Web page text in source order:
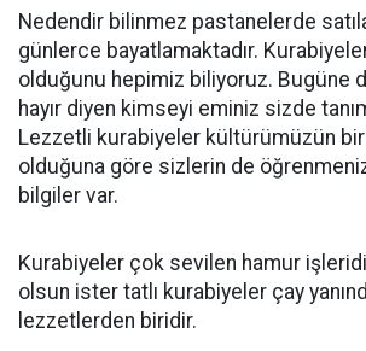
Nedendir bilinmez pastanelerde
günlerce bayatlamaktadır.
olduğunu hepimiz biliyoruz. Bugüne
hayır diyen kimseyi eminiz sizde
Lezzetli kurabiyeler kültürümüzün bir
olduğuna göre sizlerin de
bilgiler var.
Kurabiyeler çok sevilen hamur
olsun ister tatlı kurabiyeler çay
lezzetlerden biridir.